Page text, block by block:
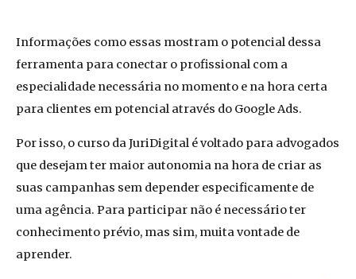
Informações como essas mostram o potencial dessa
ferramenta para conectar o profissional com a
especialidade necessária no momento e na hora certa
para clientes em potencial através do Google Ads.
Por isso, o curso da JuriDigital é voltado para advogados
que desejam ter maior autonomia na hora de criar as
suas campanhas sem depender especificamente de
uma agência. Para participar não é necessário ter
conhecimento prévio, mas sim, muita vontade de
aprender.